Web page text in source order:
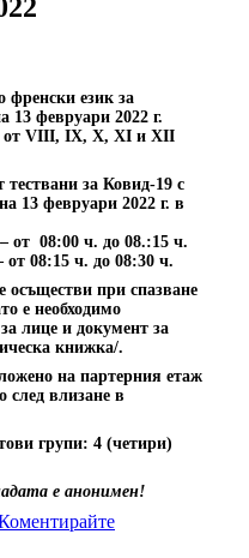
френски език за
13 февруари 2022 г.
VІІІ, ІХ, Х, ХІ и ХІІ
за Ковид-19 с
13 февруари 2022 г. в
от 08:00 ч. до 08.:15 ч.
от 08:15 ч. до 08:30 ч.
осъществи при спазване
е необходимо
лице и документ за
книжка/.
на партерния етаж
след влизане в
групи: 4 (четири)
е анонимен!